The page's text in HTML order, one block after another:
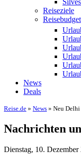
Reiseziele
Reisebudget
News
Deals
Reise.de » News » Neu Delhi
Nachrichten
Dienstag, 10. Dezember